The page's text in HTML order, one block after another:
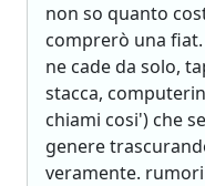
non so quanto
comprerò una
ne cade da solo,
stacca,
chiami cosi') che
genere
veramente.